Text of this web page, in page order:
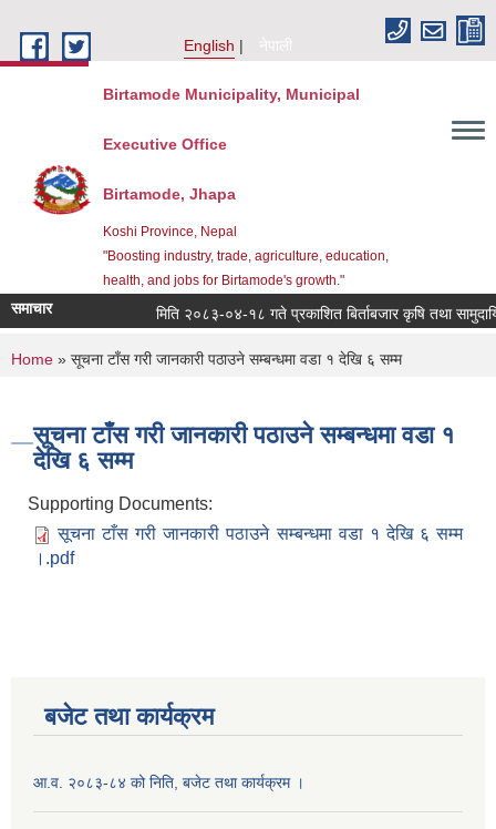
English
नेपाली
Birtamode Municipality, Municipal
Executive Office
Birtamode, Jhapa
Koshi Province, Nepal
"Boosting industry, trade, agriculture, education,
health, and jobs for Birtamode's growth."
समाचार मिति २०८३-०४-१८ गते प्रकाशित बिर्ताबजार कृषि तथा
You are here
Home » सूचना टाँस गरी जानकारी पठाउने सम्बन्धमा वडा १ देखि ६ सम्म
सूचना टाँस गरी जानकारी पठाउने सम्बन्धमा वडा १
देखि ६ सम्म
Supporting Documents:
सूचना टाँस गरी जानकारी पठाउने सम्बन्धमा वडा १ देखि ६ सम्म
।.pdf
बजेट तथा कार्यक्रम
आ.व. २०८३-८४ को निति, बजेट तथा कार्यक्रम ।